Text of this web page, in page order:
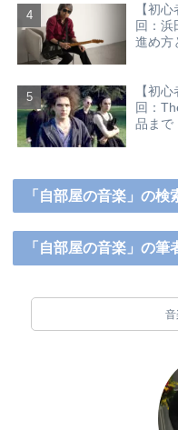
【初
回：
進め方
【初
回：
品まで
「自部屋の音楽」の検
「自部屋の音楽」の筆
音